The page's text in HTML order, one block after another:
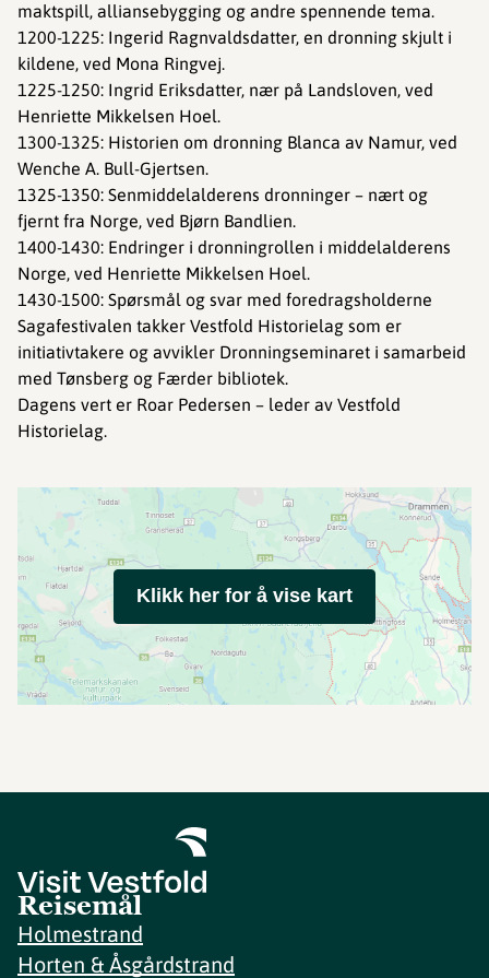
maktspill, alliansebygging og andre spennende tema.
1200-1225: Ingerid Ragnvaldsdatter, en dronning skjult i
kildene, ved Mona Ringvej.
1225-1250: Ingrid Eriksdatter, nær på Landsloven, ved
Henriette Mikkelsen Hoel.
1300-1325: Historien om dronning Blanca av Namur, ved
Wenche A. Bull-Gjertsen.
1325-1350: Senmiddelalderens dronninger – nært og
fjernt fra Norge, ved Bjørn Bandlien.
1400-1430: Endringer i dronningrollen i middelalderens
Norge, ved Henriette Mikkelsen Hoel.
1430-1500: Spørsmål og svar med foredragsholderne
Sagafestivalen takker Vestfold Historielag som er
initiativtakere og avvikler Dronningseminaret i samarbeid
med Tønsberg og Færder bibliotek.
Dagens vert er Roar Pedersen – leder av Vestfold
Historielag.
Klikk her for å vise kart
Reisemål
Holmestrand
Horten & Åsgårdstrand